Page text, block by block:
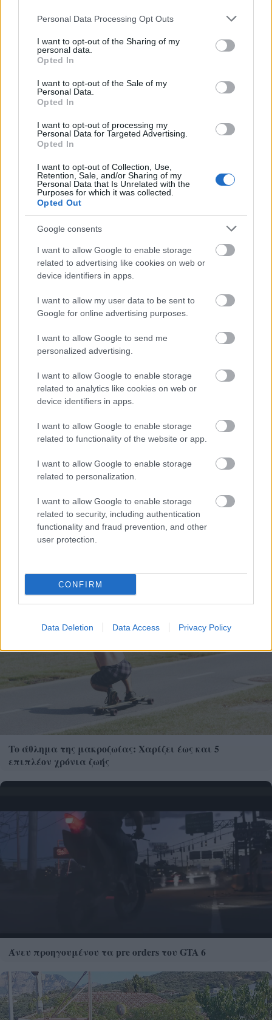
Please note that this website/app uses one or more Google
not limited to your visit or usage behaviour. You may click to
grant or deny consent to Google and its third-party tags to
use your data for below specified purposes in below Google
consent section.
Personal Data Processing Opt Outs
I want to opt-out of the Sharing of my
personal data.
Opted In
I want to opt-out of the Sale of my
Personal Data.
Opted In
I want to opt-out of processing my
Personal Data for Targeted Advertising.
Opted In
I want to opt-out of Collection, Use,
Retention, Sale, and/or Sharing of my
Personal Data that Is Unrelated with the
Purposes for which it was collected.
Opted Out
Google consents
I want to allow Google to enable storage
related to advertising like cookies on web or
device identifiers in apps.
I want to allow my user data to be sent to
Google for online advertising purposes.
I want to allow Google to send me
personalized advertising.
I want to allow Google to enable storage
related to analytics like cookies on web or
device identifiers in apps.
I want to allow Google to enable storage
related to functionality of the website or app.
I want to allow Google to enable storage
related to personalization.
I want to allow Google to enable storage
related to security, including authentication
functionality and fraud prevention, and other
user protection.
CONFIRM
Data Deletion Data Access Privacy Policy
Η Apple αποφασίζει ποιος μένει και ποιος φεύγει και
οι κανόνες δεν είναι ίδιοι για όλους
Τα 30 χρόνια του Φεστιβάλ Σταφίδας στο Γρηγόρη
Το άθλημα της μακροζωίας: Χαρίζει έως και 5
επιπλέον χρόνια ζωής
Άνευ προηγουμένου τα pre orders του GTA 6